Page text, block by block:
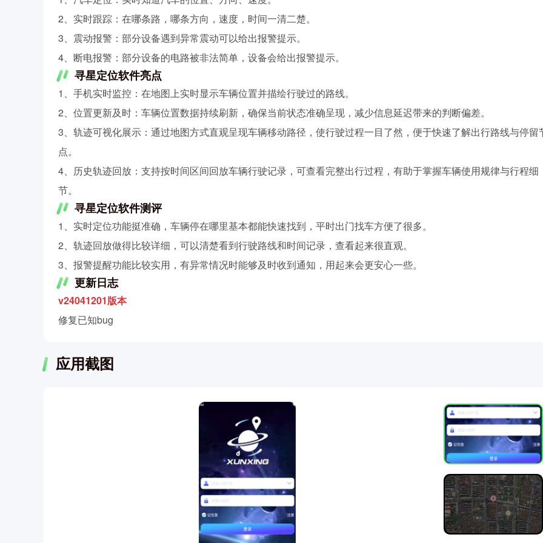
2、实时跟踪：在哪条路，哪条方向，速度，时间一清二楚。
3、震动报警：部分设备遇到异常震动可以给出报警提示。
4、断电报警：部分设备的电路被非法简单，设备会给出报警提示。
寻星定位软件亮点
1、手机实时监控：在地图上实时显示车辆位置并描绘行驶过的路线。
2、位置更新及时：车辆位置数据持续刷新，确保当前状态准确呈现，减少信息延迟带来的判断偏差。
3、轨迹可视化展示：通过地图方式直观呈现车辆移动路径，使行驶过程一目了然，便于快速了解出行路线与停留
点。
4、历史轨迹回放：支持按时间区间回放车辆行驶记录，可查看完整出行过程，有助于掌握车辆使用规律与行程细
节。
寻星定位软件测评
1、实时定位功能挺准确，车辆停在哪里基本都能快速找到，平时出门找车方便了很多。
2、轨迹回放做得比较详细，可以清楚看到行驶路线和时间记录，查看起来很直观。
3、报警提醒功能比较实用，有异常情况时能够及时收到通知，用起来会更安心一些。
更新日志
v24041201版本
修复已知bug
应用截图